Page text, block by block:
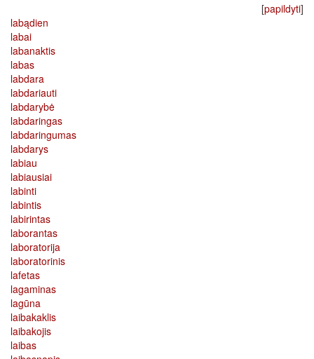
[papildyti]
labądien
labai
labanaktis
labas
labdara
labdariauti
labdarybė
labdaringas
labdaringumas
labdarys
labiau
labiausiai
labinti
labintis
labirintas
laborantas
laboratorija
laboratorinis
lafetas
lagaminas
lagūna
laibakaklis
laibakojis
laibas